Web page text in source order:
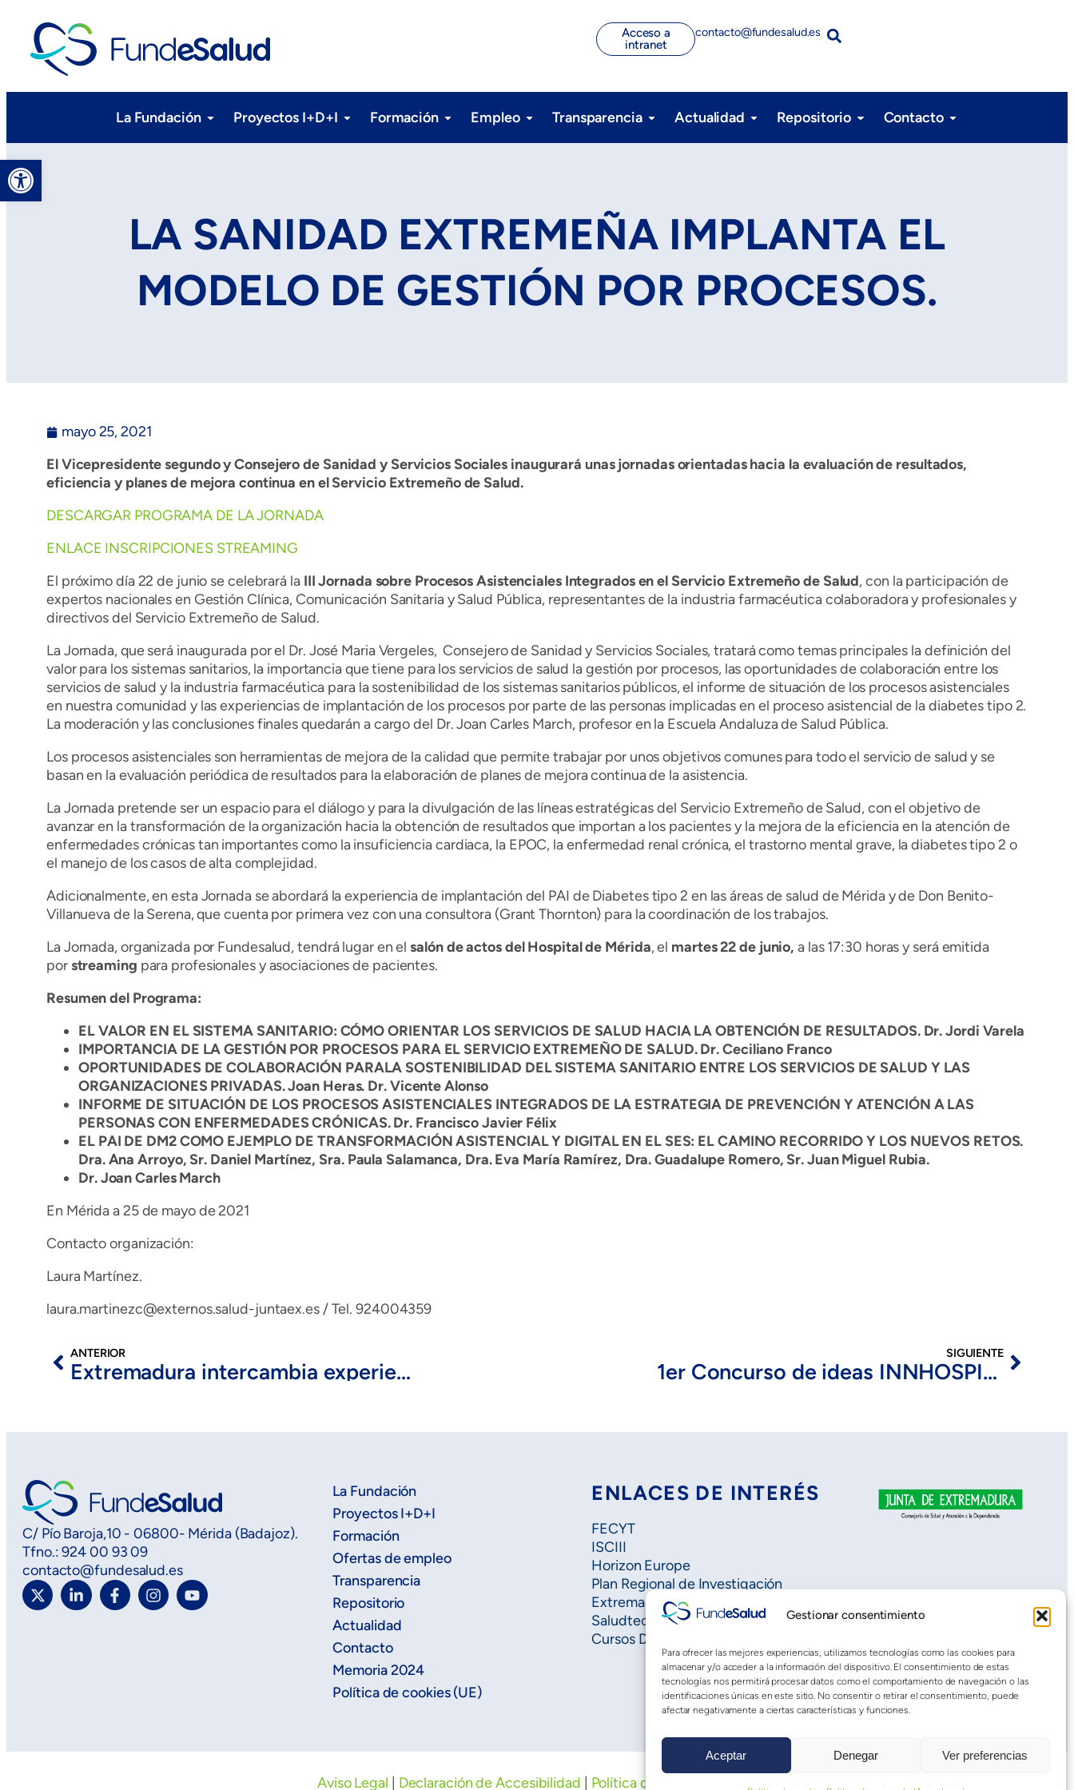
Abrir barra de herramientas
Gestionar consentimiento
Para ofrecer las mejores experiencias, utilizamos tecnologías como las cookies para
almacenar y/o acceder a la información del dispositivo. El consentimiento de estas
tecnologías nos permitirá procesar datos como el comportamiento de navegación o las
identificaciones únicas en este sitio. No consentir o retirar el consentimiento, puede
afectar negativamente a ciertas características y funciones.
Aceptar Denegar Ver preferencias
Acceso a
intranet
contacto@fundesalud.es
La Fundación Proyectos I+D+I Formación Empleo Transparencia Actualidad Repositorio Contacto
LA SANIDAD EXTREMEÑA IMPLANTA EL
MODELO DE GESTIÓN POR PROCESOS.
mayo 25, 2021
El Vicepresidente segundo y Consejero de Sanidad y Servicios Sociales inaugurará unas jornadas orientadas hacia la evaluación de resultados,
eficiencia y planes de mejora continua en el Servicio Extremeño de Salud.
DESCARGAR PROGRAMA DE LA JORNADA
ENLACE INSCRIPCIONES STREAMING
El próximo día 22 de junio se celebrará la III Jornada sobre Procesos Asistenciales Integrados en el Servicio Extremeño de Salud, con la participación de
expertos nacionales en Gestión Clínica, Comunicación Sanitaria y Salud Pública, representantes de la industria farmacéutica colaboradora y profesionales y
directivos del Servicio Extremeño de Salud.
La Jornada, que será inaugurada por el Dr. José Maria Vergeles, Consejero de Sanidad y Servicios Sociales, tratará como temas principales la definición del
valor para los sistemas sanitarios, la importancia que tiene para los servicios de salud la gestión por procesos, las oportunidades de colaboración entre los
servicios de salud y la industria farmacéutica para la sostenibilidad de los sistemas sanitarios públicos, el informe de situación de los procesos asistenciales
en nuestra comunidad y las experiencias de implantación de los procesos por parte de las personas implicadas en el proceso asistencial de la diabetes tipo 2.
La moderación y las conclusiones finales quedarán a cargo del Dr. Joan Carles March, profesor en la Escuela Andaluza de Salud Pública.
Los procesos asistenciales son herramientas de mejora de la calidad que permite trabajar por unos objetivos comunes para todo el servicio de salud y se
basan en la evaluación periódica de resultados para la elaboración de planes de mejora continua de la asistencia.
La Jornada pretende ser un espacio para el diálogo y para la divulgación de las líneas estratégicas del Servicio Extremeño de Salud, con el objetivo de
avanzar en la transformación de la organización hacia la obtención de resultados que importan a los pacientes y la mejora de la eficiencia en la atención de
enfermedades crónicas tan importantes como la insuficiencia cardiaca, la EPOC, la enfermedad renal crónica, el trastorno mental grave, la diabetes tipo 2 o
el manejo de los casos de alta complejidad.
Adicionalmente, en esta Jornada se abordará la experiencia de implantación del PAI de Diabetes tipo 2 en las áreas de salud de Mérida y de Don Benito-
Villanueva de la Serena, que cuenta por primera vez con una consultora (Grant Thornton) para la coordinación de los trabajos.
La Jornada, organizada por Fundesalud, tendrá lugar en elsalón de actos del Hospital de Mérida, el martes 22 de junio, a las 17:30 horas y será emitida
porstreaming para profesionales y asociaciones de pacientes.
Resumen del Programa:
EL VALOR EN EL SISTEMA SANITARIO: CÓMO ORIENTAR LOS SERVICIOS DE SALUD HACIA LA OBTENCIÓN DE RESULTADOS. Dr. Jordi Varela
IMPORTANCIA DE LA GESTIÓN POR PROCESOS PARA EL SERVICIO EXTREMEÑO DE SALUD. Dr. Ceciliano Franco
OPORTUNIDADES DE COLABORACIÓN PARALA SOSTENIBILIDAD DEL SISTEMA SANITARIO ENTRE LOS SERVICIOS DE SALUD Y LAS
ORGANIZACIONES PRIVADAS. Joan Heras. Dr. Vicente Alonso
INFORME DE SITUACIÓN DE LOS PROCESOS ASISTENCIALES INTEGRADOS DE LA ESTRATEGIA DE PREVENCIÓN Y ATENCIÓN A LAS
PERSONAS CON ENFERMEDADES CRÓNICAS. Dr. Francisco Javier Félix
EL PAI DE DM2 COMO EJEMPLO DE TRANSFORMACIÓN ASISTENCIAL Y DIGITAL EN EL SES: EL CAMINO RECORRIDO Y LOS NUEVOS RETOS.
Dra. Ana Arroyo, Sr. Daniel Martínez, Sra. Paula Salamanca, Dra. Eva María Ramírez, Dra. Guadalupe Romero, Sr. Juan Miguel Rubia.
Dr. Joan Carles March
En Mérida a 25 de mayo de 2021
Contacto organización:
Laura Martínez.
laura.martinezc@externos.salud-juntaex.es / Tel. 924004359
ANTERIOR
Extremadura intercambia experiencias con distintos centros de investigación e innovación biosanitaria en Coímbra (Portugal)
SIGUIENTE
1er Concurso de ideas INNHOSPITAL
C/ Pío Baroja,10 - 06800- Mérida (Badajoz).
Tfno.: 924 00 93 09
contacto@fundesalud.es
La Fundación
Proyectos I+D+I
Formación
Ofertas de empleo
Transparencia
Repositorio
Actualidad
Contacto
Memoria 2024
Política de cookies (UE)
ENLACES DE INTERÉS
FECYT
ISCIII
Horizon Europe
Plan Regional de Investigación
Extremadura Salud
Saludteca
Cursos DOE
Aviso Legal Declaración de Accesibilidad Política de privacidad web